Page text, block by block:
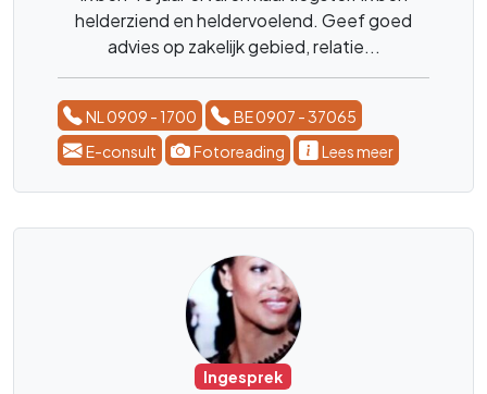
helderziend en heldervoelend. Geef goed
advies op zakelijk gebied, relatie...
NL 0909 - 1700
BE 0907 - 37065
E-consult
Fotoreading Lees meer
Ingesprek